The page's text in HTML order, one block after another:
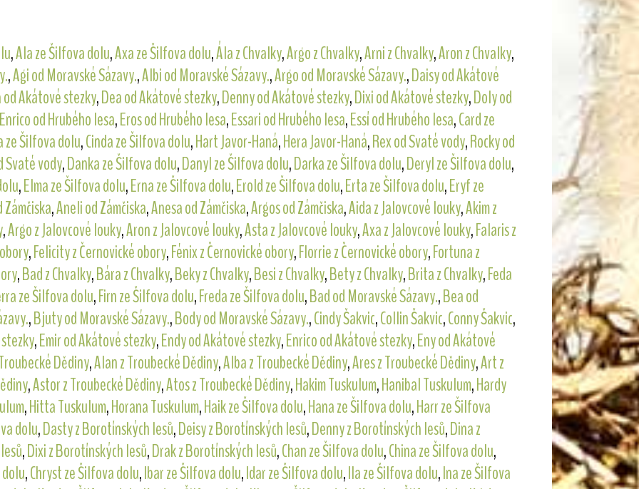
,Ala ze Šilfova dolu,Axa ze Šilfova dolu,Ála z Chvalky,Argo z Chvalky,Arni z Chvalky,Aron z Chvalky,
,Agi od Moravské Sázavy.,Albi od Moravské Sázavy.,Argo od Moravské Sázavy.,Daisy od Akátové
Akátové stezky,Dea od Akátové stezky,Denny od Akátové stezky,Dixi od Akátové stezky,Doly od
Enrico od Hrubého lesa,Eros od Hrubého lesa,Essari od Hrubého lesa,Essí od Hrubého lesa,Card ze
ze Šilfova dolu,Cinda ze Šilfova dolu,Hart Javor-Haná,Hera Javor-Haná,Rex od Svaté vody,Rocky od
Svaté vody,Danka ze Šilfova dolu,Danyl ze Šilfova dolu,Darka ze Šilfova dolu,Deryl ze Šilfova dolu,
,Elma ze Šilfova dolu,Erna ze Šilfova dolu,Erold ze Šilfova dolu,Erta ze Šilfova dolu,Eryf ze
,Aneli od Zámčiska,Anesa od Zámčiska,Argos od Zámčiska,Aida z Jalovcové louky,Akim z
,Argo z Jalovcové louky,Aron z Jalovcové louky,Asta z Jalovcové louky,Axa z Jalovcové louky,Falaris z
,Felicity z Černovické obory,Fénix z Černovické obory,Florrie z Černovické obory,Fortuna z
,Bad z Chvalky,Bára z Chvalky,Beky z Chvalky,Besi z Chvalky,Bety z Chvalky,Brita z Chvalky,Feda
ze Šilfova dolu,Firn ze Šilfova dolu,Freda ze Šilfova dolu,Bad od Moravské Sázavy.,Bea od
,Bjuty od Moravské Sázavy.,Body od Moravské Sázavy.,Cindy Šakvic,Collin Šakvic,Conny Šakvic,
,Emir od Akátové stezky,Endy od Akátové stezky,Enrico od Akátové stezky,Eny od Akátové
Dědiny,Alan z Troubecké Dědiny,Alba z Troubecké Dědiny,Ares z Troubecké Dědiny,Art z
,Astor z Troubecké Dědiny,Atos z Troubecké Dědiny,Hakim Tuskulum,Hanibal Tuskulum,Hardy
,Hitta Tuskulum,Horana Tuskulum,Haik ze Šilfova dolu,Hana ze Šilfova dolu,Harr ze Šilfova
dolu,Dasty z Borotínských lesů,Deisy z Borotínských lesů,Denny z Borotínských lesů,Dina z
,Dixi z Borotínských lesů,Drak z Borotínských lesů,Chan ze Šilfova dolu,China ze Šilfova dolu,
,Chryst ze Šilfova dolu,Ibar ze Šilfova dolu,Idar ze Šilfova dolu,Ila ze Šilfova dolu,Ina ze Šilfova